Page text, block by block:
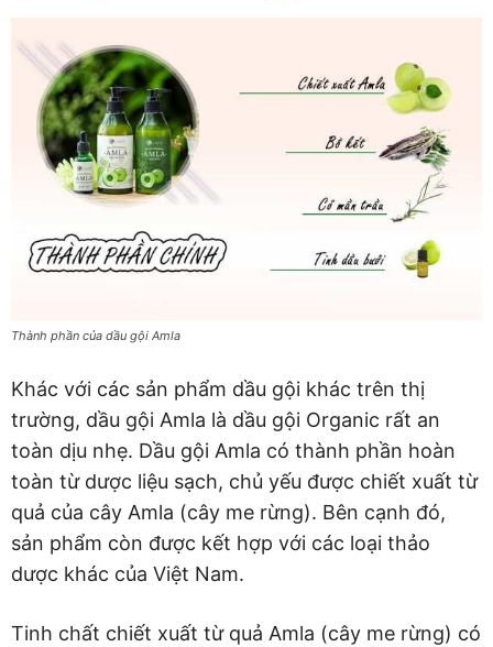
Thành phần của dầu gội Amla
Khác với các sản phẩm dầu gội khác trên thị
trường, dầu gội Amla là dầu gội Organic rất an
toàn dịu nhẹ. Dầu gội Amla có thành phần hoàn
toàn từ dược liệu sạch, chủ yếu được chiết xuất từ
quả của cây Amla (cây me rừng). Bên cạnh đó,
sản phẩm còn được kết hợp với các loại thảo
dược khác của Việt Nam.
Tinh chất chiết xuất từ quả Amla (cây me rừng) có